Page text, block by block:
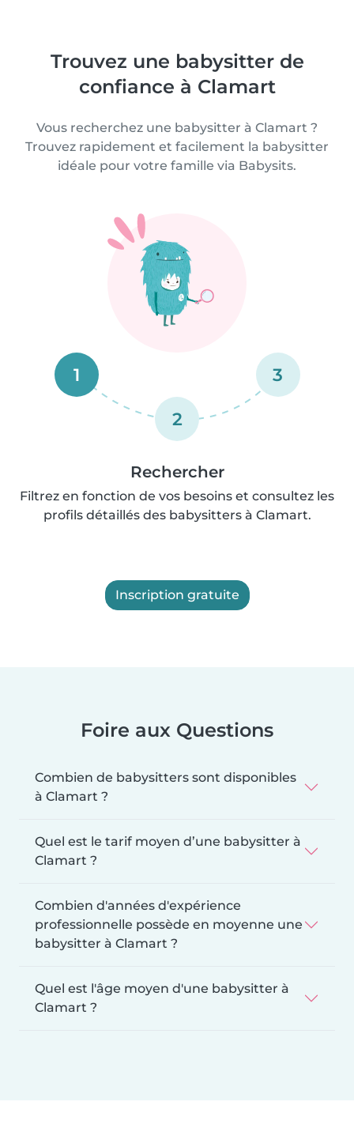
Trouvez une babysitter de
confiance à Clamart
Vous recherchez une babysitter à Clamart ?
Trouvez rapidement et facilement la babysitter
idéale pour votre famille via Babysits.
1
2
3
Rechercher
Filtrez en fonction de vos besoins et consultez les
profils détaillés des babysitters à Clamart.
Inscription gratuite
Foire aux Questions
Combien de babysitters sont disponibles
à Clamart ?
Quel est le tarif moyen d’une babysitter à
Clamart ?
Combien d'années d'expérience
professionnelle possède en moyenne une
babysitter à Clamart ?
Quel est l'âge moyen d'une babysitter à
Clamart ?